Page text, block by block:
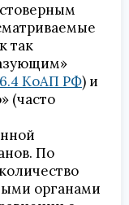
так
КоАП РФ) и
(часто
По
органами